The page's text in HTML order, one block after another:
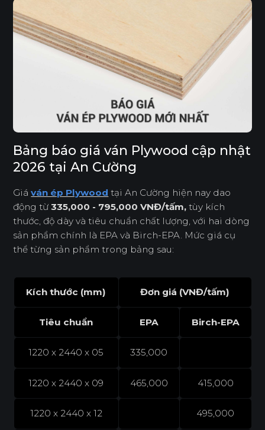
Bảng báo giá ván Plywood cập nhật
2026 tại An Cường
Giáván ép Plywood tại An Cường hiện nay dao
động từ335,000 - 795,000 VNĐ/tấm,tùy kích
thước, độ dày và tiêu chuẩn chất lượng, với hai dòng
sản phẩm chính là EPA và Birch-EPA. Mức giá cụ
thể từng sản phẩm trong bảng sau:
Kích thước (mm) Đơn giá (VNĐ/tấm)
Tiêu chuẩn EPA Birch-EPA
1220 x 2440 x 05 335,000
1220 x 2440 x 09 465,000 415,000
1220 x 2440 x 12 495,000